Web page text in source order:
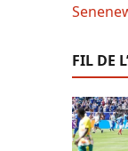
FIL DE